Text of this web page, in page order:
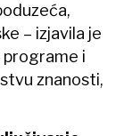
– izjavila je
programe i
znanosti,